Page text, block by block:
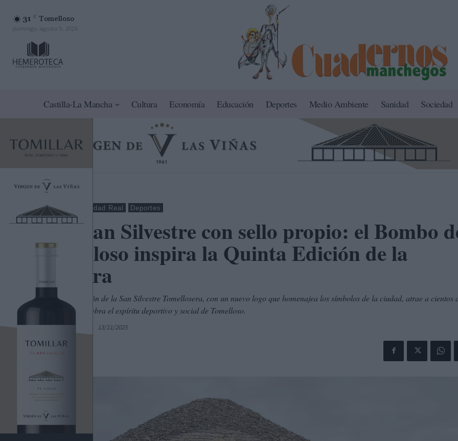
31 C Tomelloso
domingo, agosto 9, 2026
Castilla-La Mancha Cultura Economía Educación Deportes Medio Ambiente Sanidad Sociedad
Tomelloso Ciudad Real Deportes
Una San Silvestre con sello propio: el Bombo
Tomelloso inspira la Quinta Edición de la
Carrera
La Quinta Edición de la San Silvestre Tomellosera, con un nuevo logo que homenajea los símbolos de la ciudad, atrae a cientos
corredores y celebra el espíritu deportivo y social de Tomelloso.
Por C. Manchegos 13/11/2025